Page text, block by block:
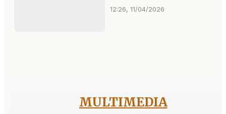
12:26, 11/04/2026
MULTIMEDIA